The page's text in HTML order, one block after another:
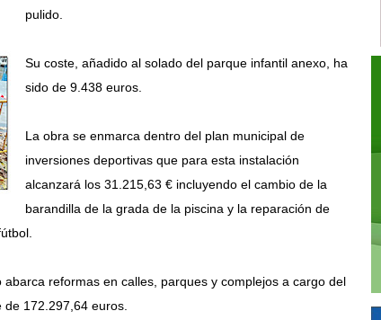
pulido.
Su coste, añadido al solado del parque infantil anexo, ha
sido de 9.438 euros.
La obra se enmarca dentro del plan municipal de
inversiones deportivas que para esta instalación
alcanzará los 31.215,63 € incluyendo el cambio de la
barandilla de la grada de la piscina y la reparación de
reformas en calles, parques y complejos a cargo del
de 172.297,64 euros.